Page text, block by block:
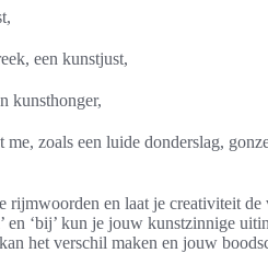
een kunstjust,
kunsthonger,
zoals een luide donderslag,
rijmwoorden en laat je creativiteit
en ‘bij’ kun je jouw kunstzinnige
het verschil maken en jouw